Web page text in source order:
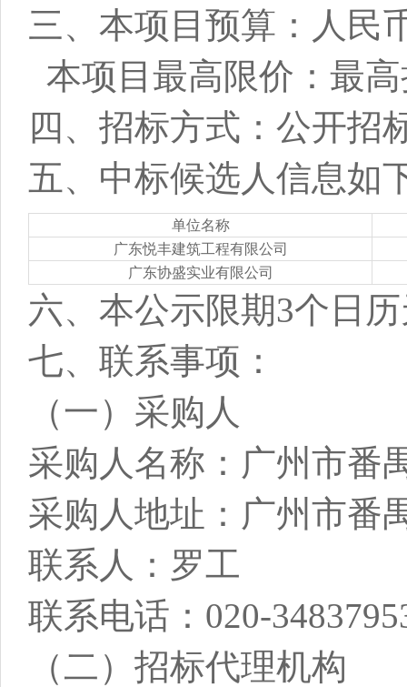
三、本项目预算：人民
本项目最高限价：最
四、招标方式：公开招
五、中标候选人信息如
单位名称
广东悦丰建筑工程有限公司
广东协盛实业有限公司
六、本公示限期3个日
七、联系事项：
（一）采购人
采购人名称：广州市番
采购人地址： 广州市番
联系人：罗工
联系电话： 020-
（二）招标代理机构